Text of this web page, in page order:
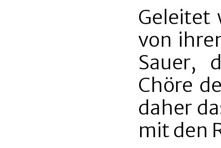
Geleitet
von
Sauer,
Chöre
daher
mit den